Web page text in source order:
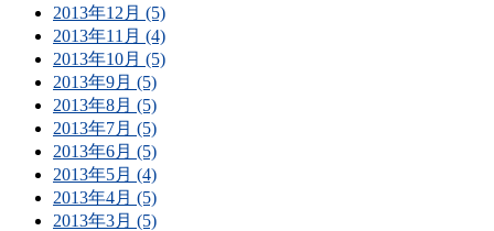
2013年12月 (5)
2013年11月 (4)
2013年10月 (5)
2013年9月 (5)
2013年8月 (5)
2013年7月 (5)
2013年6月 (5)
2013年5月 (4)
2013年4月 (5)
2013年3月 (5)